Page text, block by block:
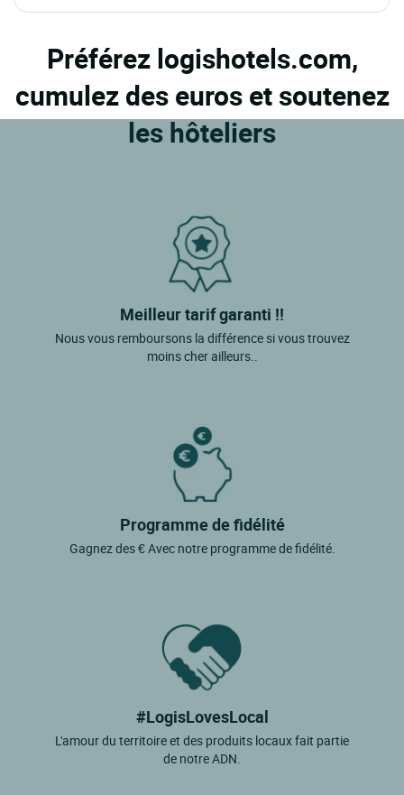
Préférez logishotels.com,
cumulez des euros et soutenez
les hôteliers
Meilleur tarif garanti !!
Nous vous remboursons la différence si vous trouvez
moins cher ailleurs..
Programme de fidélité
Gagnez des € Avec notre programme de fidélité.
#LogisLovesLocal
L'amour du territoire et des produits locaux fait partie
de notre ADN.